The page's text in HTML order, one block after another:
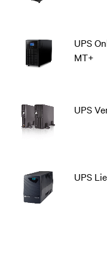
UPS
MT+
UPS
UPS